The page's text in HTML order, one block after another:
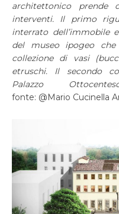
architettonico
interventi. Il primo
interrato dell’immobile
del museo ipogeo che
collezione di vasi
etruschi. Il secondo
Palazzo
fonte: @Mario Cucinella